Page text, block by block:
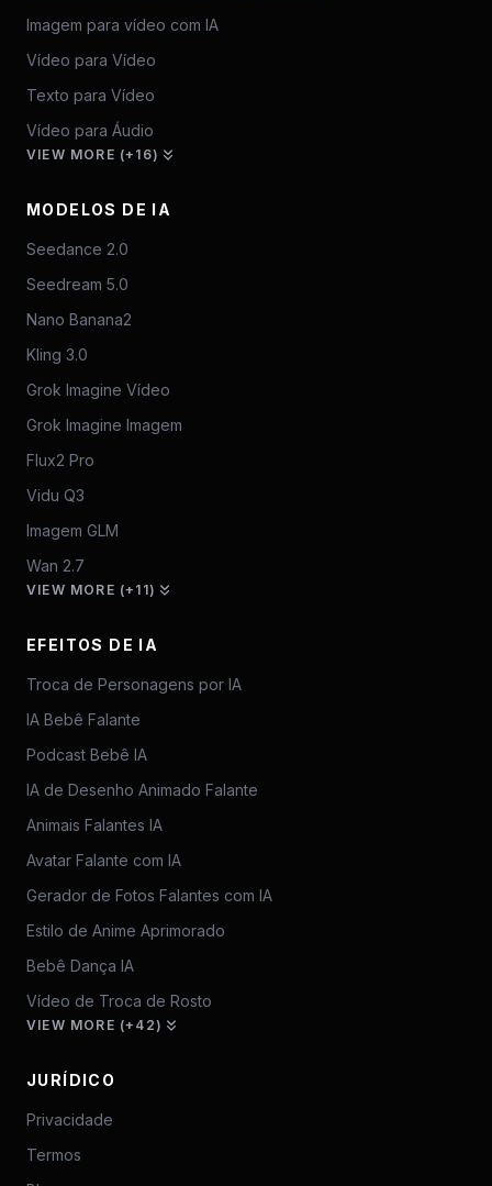
Imagem para vídeo com IA
Vídeo para Vídeo
Texto para Vídeo
Vídeo para Áudio
VIEW MORE (+16)
MODELOS DE IA
Seedance 2.0
Seedream 5.0
Nano Banana2
Kling 3.0
Grok Imagine Vídeo
Grok Imagine Imagem
Flux2 Pro
Vidu Q3
Imagem GLM
Wan 2.7
VIEW MORE (+11)
EFEITOS DE IA
Troca de Personagens por IA
IA Bebê Falante
Podcast Bebê IA
IA de Desenho Animado Falante
Animais Falantes IA
Avatar Falante com IA
Gerador de Fotos Falantes com IA
Estilo de Anime Aprimorado
Bebê Dança IA
Vídeo de Troca de Rosto
VIEW MORE (+42)
JURÍDICO
Privacidade
Termos